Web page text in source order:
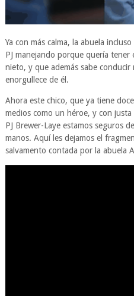
Ya con más calma, la abuela
PJ manejando porque quería
nieto, y que además sabe
enorgullece de él.
Ahora este chico, que ya tiene
medios como un héroe, y con justa
PJ Brewer-Laye estamos seguros
manos. Aquí les dejamos el
salvamento contada por la abuela